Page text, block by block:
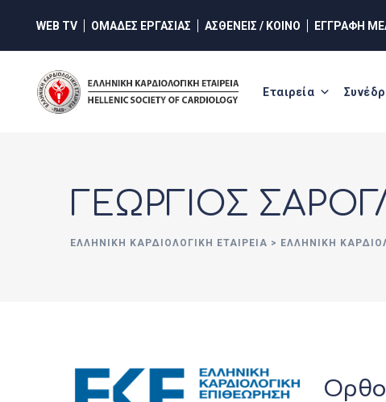
content
WEB TV ΟΜΑΔΕΣ ΕΡΓΑΣΙΑΣ ΑΣΘΕΝΕΙΣ / ΚΟΙΝΟ ΕΓΓΡΑΦΗ
Εταιρεία
ΓΕΩΡΓΙΟΣ
ΕΛΛΗΝΙΚΉ ΚΑΡΔΙΟΛΟΓΙΚΉ ΕΤΑΙΡΕΊΑ > ΕΛΛΗΝΙΚΗ